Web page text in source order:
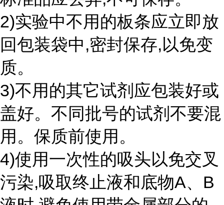
2)实验中不用的板条应立即放
回包装袋中,密封保存,以免变
质。
3)不用的其它试剂应包装好或
盖好。不同批号的试剂不要混
用。保质前使用。
4)使用一次性的吸头以免交叉
污染,吸取终止液和底物A、B